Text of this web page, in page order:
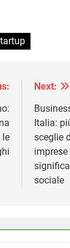
le
Next:
Italia:
sceglie
imprese
sociale